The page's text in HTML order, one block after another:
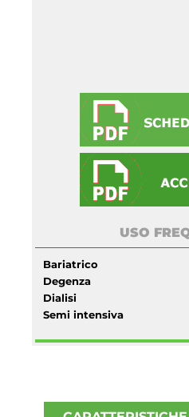
USO
Bariatrico
Degenza
Dialisi
Semi intensiva